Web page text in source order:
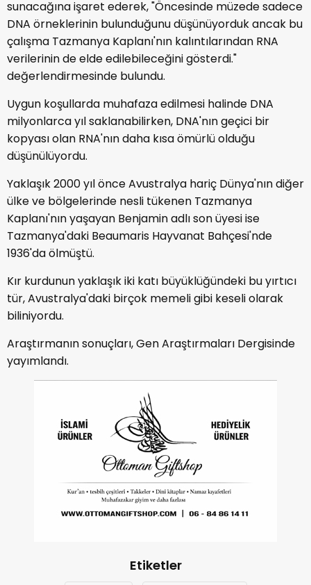
sunacağına işaret ederek, "Öncesinde müzede sadece
DNA örneklerinin bulunduğunu düşünüyorduk ancak bu
çalışma Tazmanya Kaplanı'nın kalıntılarından RNA
verilerinin de elde edilebileceğini gösterdi."
değerlendirmesinde bulundu.
Uygun koşullarda muhafaza edilmesi halinde DNA
milyonlarca yıl saklanabilirken, DNA'nın geçici bir
kopyası olan RNA'nın daha kısa ömürlü olduğu
düşünülüyordu.
Yaklaşık 2000 yıl önce Avustralya hariç Dünya'nın diğer
ülke ve bölgelerinde nesli tükenen Tazmanya
Kaplanı'nın yaşayan Benjamin adlı son üyesi ise
Tazmanya'daki Beaumaris Hayvanat Bahçesi'nde
1936'da ölmüştü.
Kır kurdunun yaklaşık iki katı büyüklüğündeki bu yırtıcı
tür, Avustralya'daki birçok memeli gibi keseli olarak
biliniyordu.
Araştırmanın sonuçları, Gen Araştırmaları Dergisinde
yayımlandı.
Etiketler